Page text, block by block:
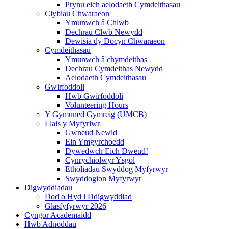
Prynu eich aelodaeth Cymdeithasau
Clybiau Chwaraeon
Ymunwch â Chlwb
Dechrau Clwb Newydd
Dewisia dy Docyn Chwaraeon
Cymdeithasau
Ymunwch â chymdeithas
Dechrau Cymdeithas Newydd
Aelodaeth Cymdeithasau
Gwirfoddoli
Hwb Gwirfoddoli
Volunteering Hours
Y Gymuned Gymreig (UMCB)
Llais y Myfyriwr
Gwneud Newid
Ein Ymgyrchoedd
Dywedwch Eich Dweud!
Cynrychiolwyr Ysgol
Etholiadau Swyddog Myfyrwyr
Swyddogion Myfyrwyr
Digwyddiadau
Dod o Hyd i Ddigwyddiad
Glasfyfyrwyr 2026
Cyngor Academaidd
Hwb Adnoddau